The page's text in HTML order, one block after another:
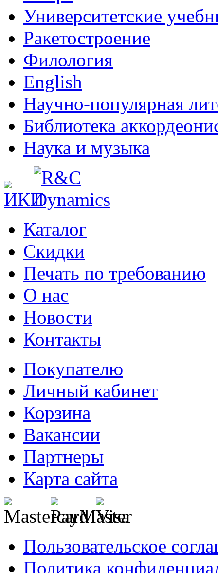
Университетские
Ракетостроение
Филология
English
Научно-популярная
Библиотека
Наука и музыка
Каталог
Cкидки
Печать по требованию
О нас
Новости
Контакты
Покупателю
Личный кабинет
Корзина
Вакансии
Партнеры
Карта сайта
Пользовательское
Политика